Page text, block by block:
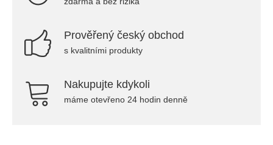
Prověřený český obchod
s kvalitními produkty
Nakupujte kdykoli
máme otevřeno 24 hodin denně